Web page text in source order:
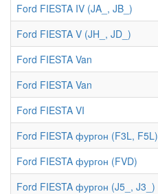
Ford FIESTA IV (JA_, JB_)
Ford FIESTA V (JH_, JD_)
Ford FIESTA Van
Ford FIESTA Van
Ford FIESTA VI
Ford FIESTA фургон (F3L, F5L)
Ford FIESTA фургон (FVD)
Ford FIESTA фургон (J5_, J3_)